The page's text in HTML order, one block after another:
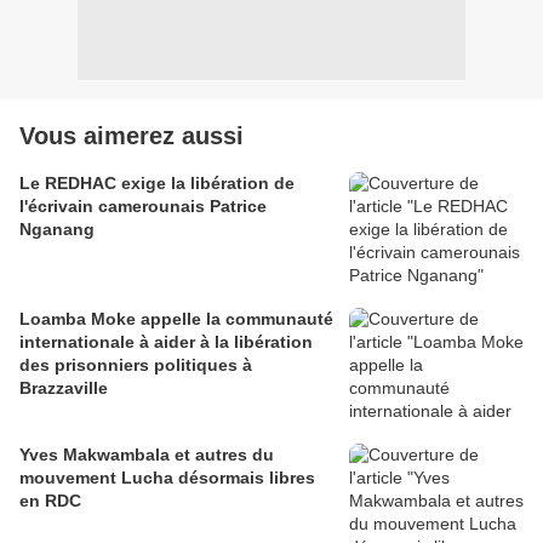
Vous aimerez aussi
Le REDHAC exige la libération de
l'écrivain camerounais Patrice
Nganang
Loamba Moke appelle la communauté
internationale à aider à la libération
des prisonniers politiques à
Brazzaville
Yves Makwambala et autres du
mouvement Lucha désormais libres
en RDC